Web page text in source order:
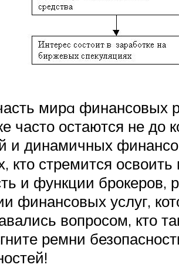
мирa финансовых
часто остаются не
и динамичных
стремится
и функции брокеров,
финансовых услуг,
вопросом, кто
ремни